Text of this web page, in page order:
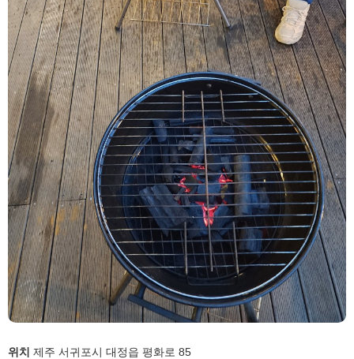
위치 제주 서귀포시 대정읍 평화로 85